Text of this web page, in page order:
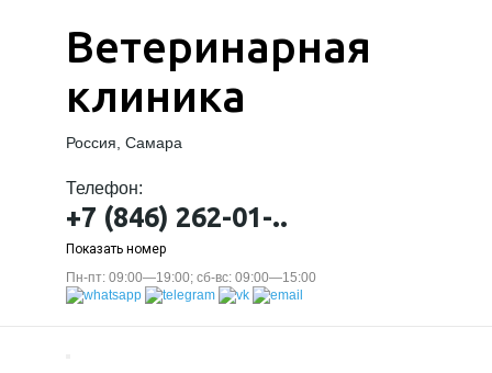
Ветеринарная
клиника
Россия, Самара
Телефон:
+7 (846) 262-01-..
Показать номер
Пн-пт: 09:00—19:00; сб-вс: 09:00—15:00